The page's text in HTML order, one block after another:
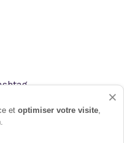
sont réservés
×
et optimiser votre visite,